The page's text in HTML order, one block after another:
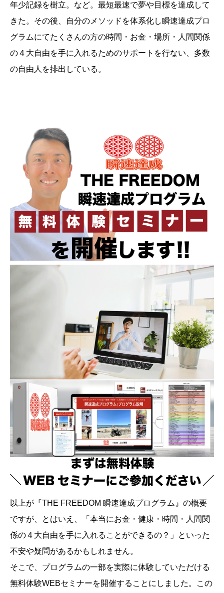
年少記録を樹立。など。最短最速で夢や目標を達成して
きた。その後、自分のメソッドを体系化し瞬速達成プロ
グラムにてたくさんの方の時間・お金・場所・人間関係
の４大自由を手に入れるためのサポートを行ない、多数
の自由人を排出している。
以上が『THE FREEDOM 瞬速達成プログラム』の概要
ですが、とはいえ、「本当にお金・健康・時間・人間関
係の４大自由を手に入れることができるの？」といった
不安や疑問があるかもしれません。
そこで、プログラムの一部を実際に体験していただける
無料体験WEBセミナーを開催することにしました。この